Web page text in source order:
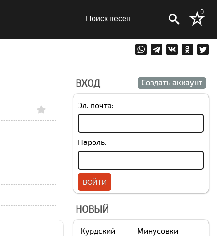
0
ВХОД Создать аккаунт
Эл. почта:
Пароль:
НОВЫЙ
Курдский
Минусовки